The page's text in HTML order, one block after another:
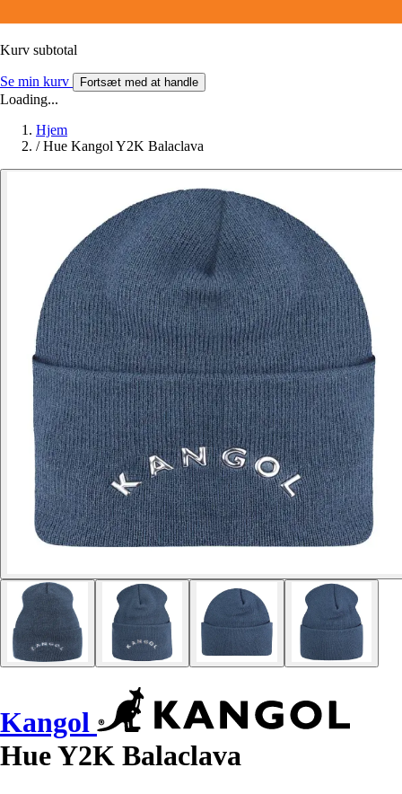
Kurv subtotal
Se min kurv Fortsæt med at handle
Loading...
Hjem
/ Hue Kangol Y2K Balaclava
Kangol
Hue Y2K Balaclava